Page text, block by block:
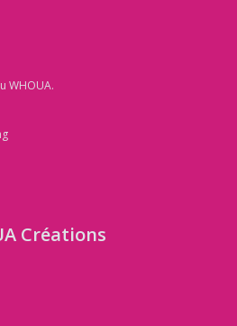
WHOUA.
Créations